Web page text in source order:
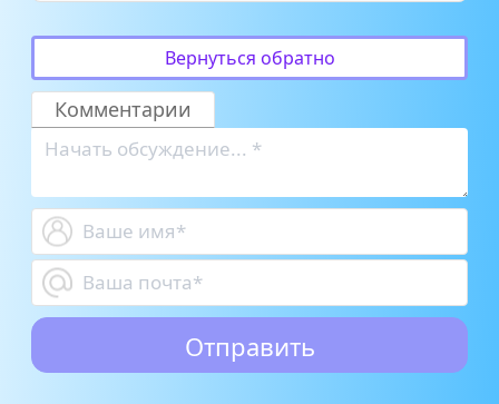
Вернуться обратно
Комментарии